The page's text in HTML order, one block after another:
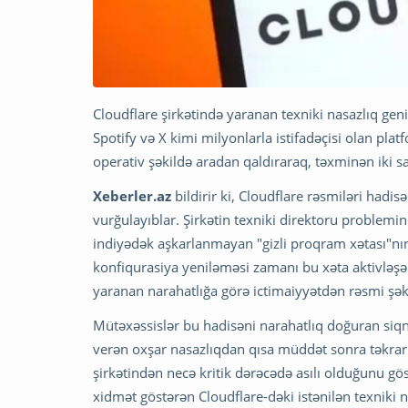
Cloudflare şirkətində yaranan texniki nasazlıq
Spotify və X kimi milyonlarla istifadəçisi olan
operativ şəkildə aradan qaldıraraq, təxminən iki
Xeberler.az bildirir ki, Cloudflare rəsmiləri
vurğulayıblar. Şirkətin texniki direktoru
indiyədək aşkarlanmayan "gizli proqram
konfiqurasiya yeniləməsi zamanı bu xəta
yaranan narahatlığa görə ictimaiyyətdən rəsmi
Mütəxəssislər bu hadisəni narahatlıq doğuran
verən oxşar nasazlıqdan qısa müddət sonra
şirkətindən necə kritik dərəcədə asılı olduğunu
xidmət göstərən Cloudflare-dəki istənilən texniki